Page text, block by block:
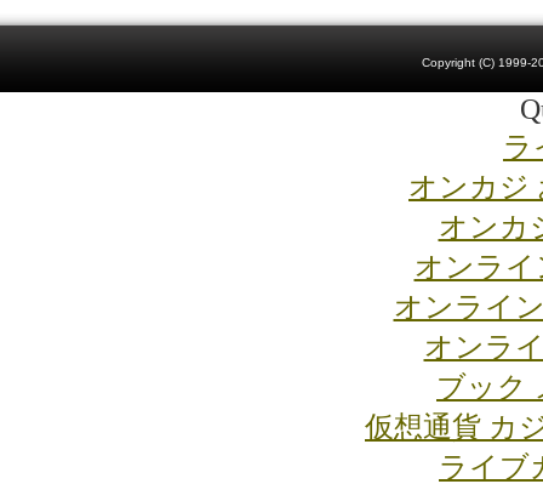
Copyright (C) 1999-
ラ
オンカジ
オンカ
オンラ
オンライ
オンラ
ブック
仮想通貨 カ
ライブ